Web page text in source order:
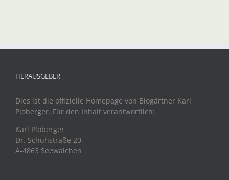
HERAUSGEBER
Dies ist die offizielle Homepage von Biogärtner Karl
Ploberger. Für den Inhalt verantwortlich:
Karl Ploberger
Dr. Schuhstraße 20
A-4863 Seewalchen